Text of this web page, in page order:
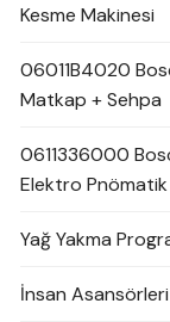
Kesme Makinesi
06011B4020
Matkap + Sehpa
0611336000
Elektro Pnömatik
Yağ Yakma
İnsan